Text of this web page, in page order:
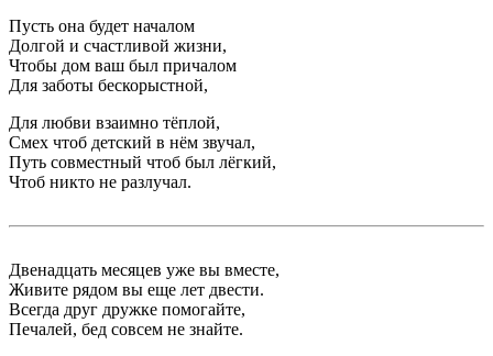
Пусть она будет началом
Долгой и счастливой жизни,
Чтобы дом ваш был причалом
Для заботы бескорыстной,
Для любви взаимно тёплой,
Смех чтоб детский в нём звучал,
Путь совместный чтоб был лёгкий,
Чтоб никто не разлучал.
Двенадцать месяцев уже вы вместе,
Живите рядом вы еще лет двести.
Всегда друг дружке помогайте,
Печалей, бед совсем не знайте.